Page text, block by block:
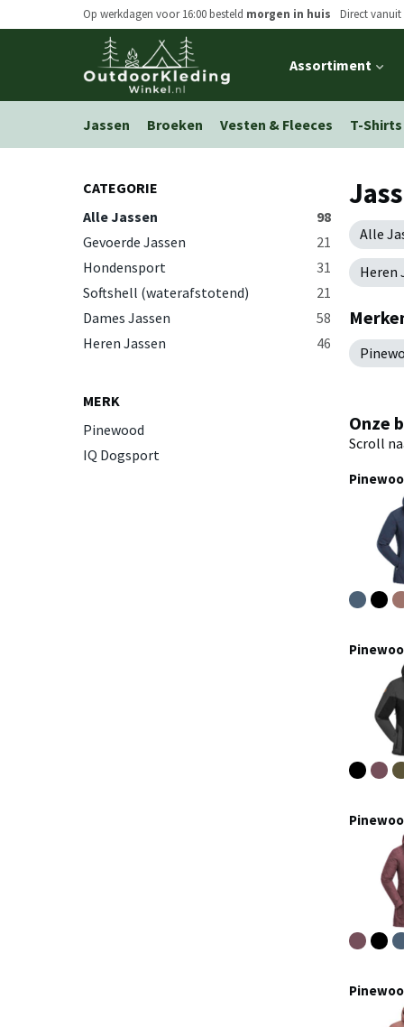
Op werkdagen voor 16:00 besteld morgen in huis Direct vanuit
Open
menu
Assortiment
Jassen Broeken Vesten & Fleeces T-
CATEGORIE
Alle Jassen
98
Gevoerde Jassen
21
Hondensport
31
Softshell (waterafstotend)
21
Dames Jassen
58
Heren Jassen
46
MERK
Pinewood
IQ Dogsport
Alle
Heren
Onze
Scroll